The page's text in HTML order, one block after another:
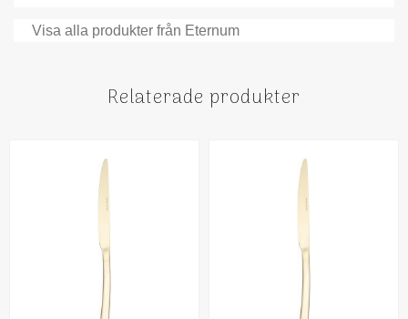
Visa alla produkter från Eternum
Relaterade produkter